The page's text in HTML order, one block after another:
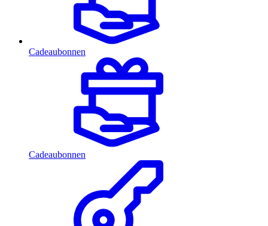
Cadeaubonnen
Cadeaubonnen